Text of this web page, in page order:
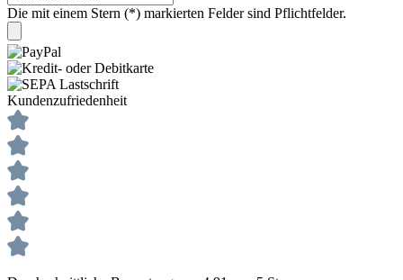
Die mit einem Stern (*) markierten Felder sind Pflichtfelder.
Kundenzufriedenheit